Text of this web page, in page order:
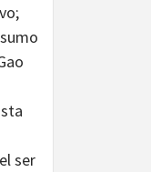
ser